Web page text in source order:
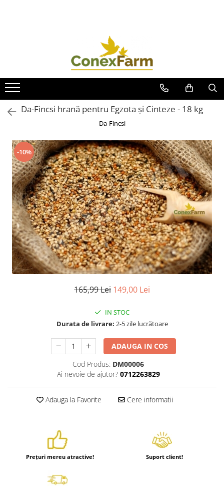
Hrănitori
Accesorii
Suplimente
Adăpători
Hrănitori
Accesorii
Coșuri de transport
Suplimente
Suplimente - Ovigor
Suplimente - Klaus
Diverse Suplimente
Suplimente Cest Pharma
Suplimente Röhnfried
Suplimente Belgica de Weerd
Suplimente - Berger Pigeons
Hrănitori
Custi si accesorii
Da-Fincsi hrană pentru Egzota și Cinteze - 18 kg
Da-Fincsi
-10%
165,99 Lei 149,00 Lei
IN STOC
Durata de livrare: 2-5 zile lucrătoare
ADAUGA IN COS
Cod Produs: DM00006
Ai nevoie de ajutor? 0712263829
Adauga la Favorite Cere informatii
Prețuri mereu atractive! Suport client!